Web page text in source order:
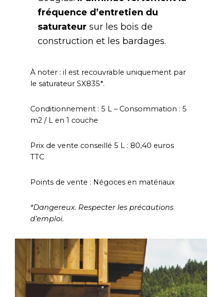
fréquence d’entretien du
saturateursur les bois de
construction et les bardages.
À noter : il est recouvrable uniquement par
le saturateur SX835*.
Conditionnement : 5 L – Consommation : 5
m2 / L en 1 couche
Prix de vente conseillé 5 L : 80,40 euros
TTC
Points de vente : Négoces en matériaux
*Dangereux. Respecter les précautions
d’emploi.